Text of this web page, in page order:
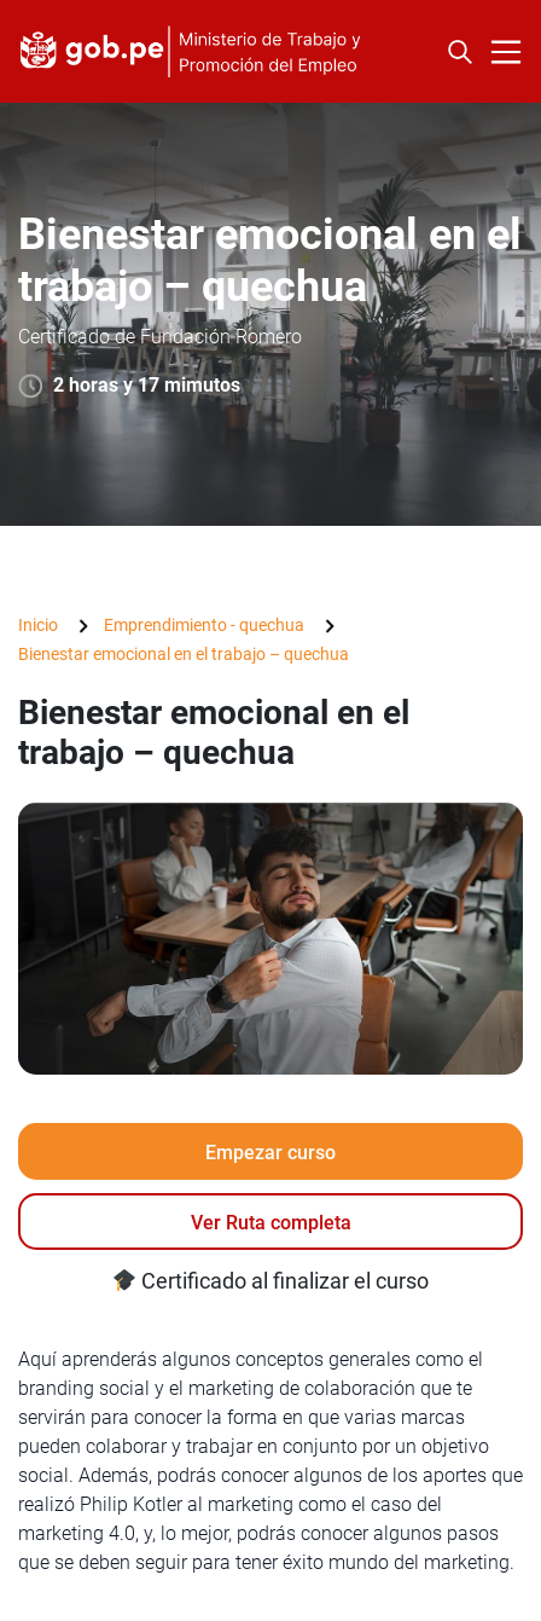
Bienestar emocional en el
trabajo – quechua
Certificado de Fundación Romero
2 horas y 17 mimutos
Inicio
Emprendimiento - quechua
Bienestar emocional en el trabajo – quechua
Bienestar emocional en el
trabajo – quechua
Empezar curso
Ver Ruta completa
Certificado al finalizar el curso
Aquí aprenderás algunos conceptos generales como el
branding social y el marketing de colaboración que te
servirán para conocer la forma en que varias marcas
pueden colaborar y trabajar en conjunto por un objetivo
social. Además, podrás conocer algunos de los aportes que
realizó Philip Kotler al marketing como el caso del
marketing 4.0, y, lo mejor, podrás conocer algunos pasos
que se deben seguir para tener éxito mundo del marketing.